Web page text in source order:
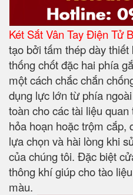
Két Sắt Vân Tay Điện Tử
tạo bởi tấm thép dày
thống chốt đặc hai phía
một cách chắc chắn
dụng lực lớn từ phía
toàn cho các tài liệu
hỏa hoạn hoặc trộm cắp,
lựa chọn và hài lòng khi
của chúng tôi. Đặc biệt
thông khí giúp cho tào
màu.